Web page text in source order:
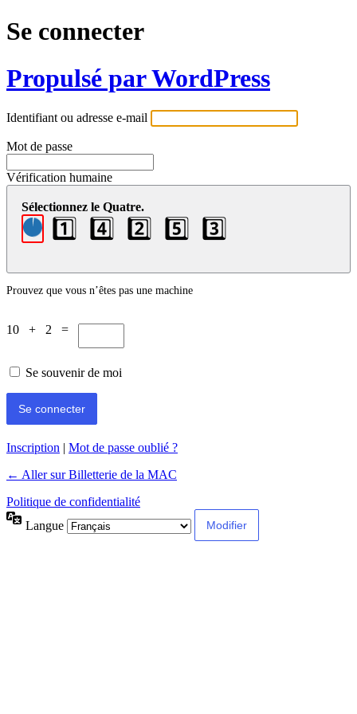
Se connecter
Propulsé par WordPress
Identifiant ou adresse e-mail
Mot de passe
Vérification humaine
Sélectionnez le Quatre.
1️⃣ 4️⃣ 2️⃣ 5️⃣ 3️⃣
Prouvez que vous n’êtes pas une machine
10 + 2 =
Se souvenir de moi
Inscription
Mot de passe oublié ?
← Aller sur Billetterie de la MAC
Politique de confidentialité
Langue